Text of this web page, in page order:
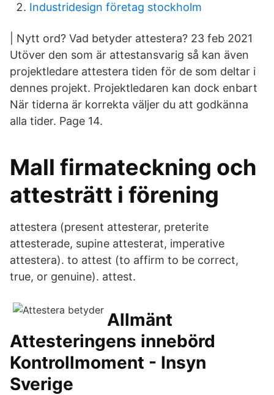
Industridesign företag stockholm
| Nytt ord? Vad betyder attestera? 23 feb 2021
Utöver den som är attestansvarig så kan även
projektledare attestera tiden för de som deltar i
dennes projekt. Projektledaren kan dock enbart
När tiderna är korrekta väljer du att godkänna
alla tider. Page 14.
Mall firmateckning och
attesträtt i förening
attestera (present attesterar, preterite
attesterade, supine attesterat, imperative
attestera). to attest (to affirm to be correct,
true, or genuine). attest.
Allmänt
Attesteringens innebörd
Kontrollmoment - Insyn
Sverige